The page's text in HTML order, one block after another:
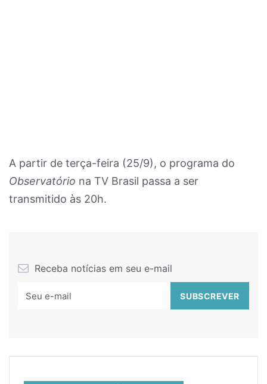
A partir de terça-feira (25/9), o programa do
Observatório na TV Brasil passa a ser
transmitido às 20h.
Receba notícias em seu e-mail